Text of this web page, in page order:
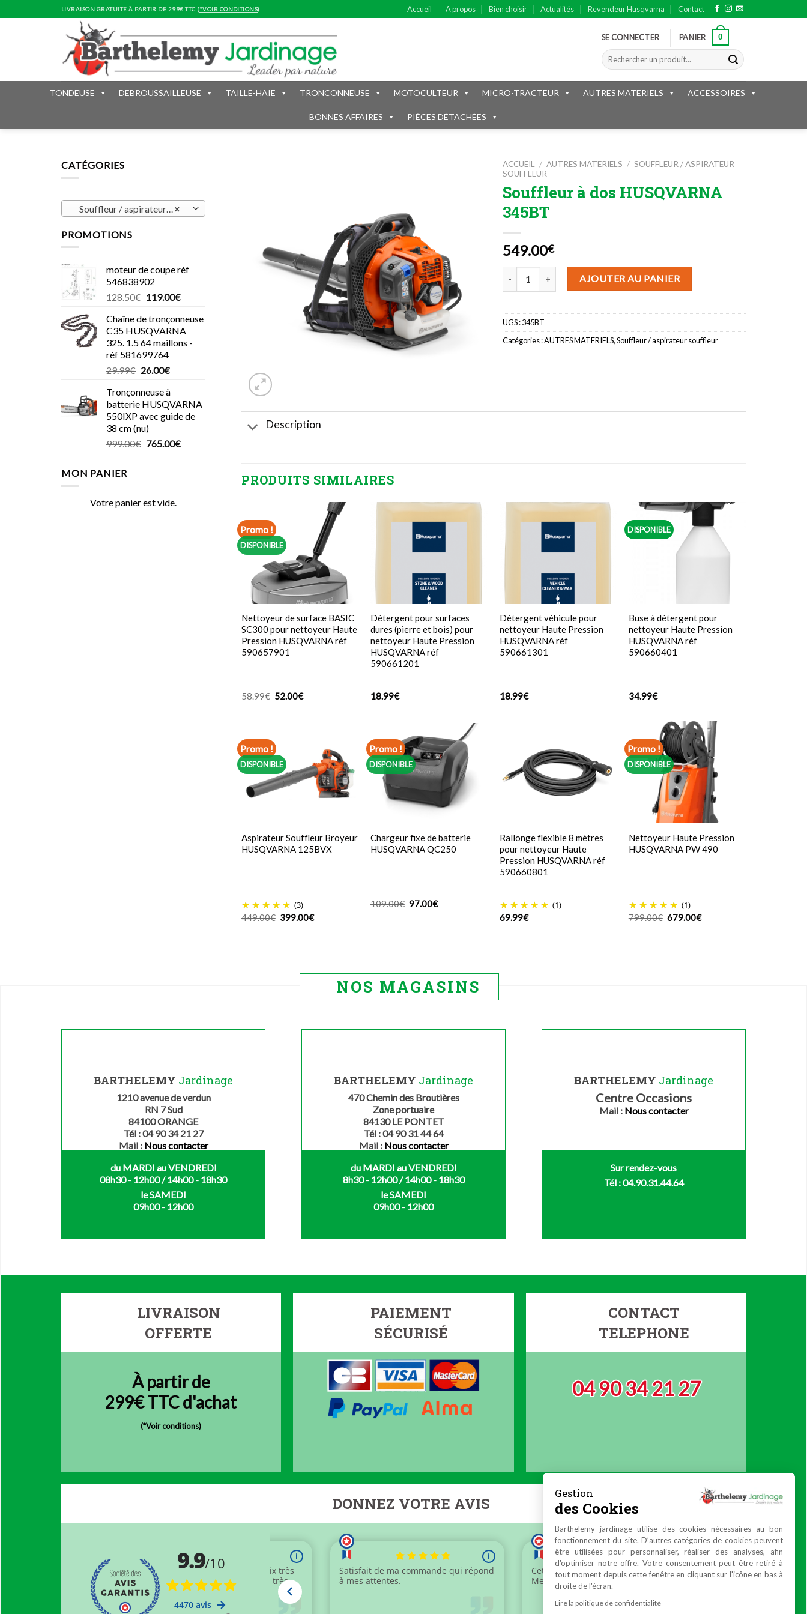
to
LIVRAISON GRATUITE À PARTIR DE 299€ TTC (*VOIR CONDITIONS) Accueil A propos Bien choisir Actualités Revendeur Husqvarna Contact
SE CONNECTER PANIER
0
Recherche
pour :
TONDEUSE DEBROUSSAILLEUSE TAILLE-HAIE TRONCONNEUSE MOTOCULTEUR MICRO-TRACTEUR AUTRES MATERIELS ACCESSOIRES
BONNES AFFAIRES PIÈCES DÉTACHÉES
CATÉGORIES
×
Souffleur / aspirateur souffleur (13)
PROMOTIONS
moteur de coupe réf
546838902
128.50€ Le
initial
était :
128.50€.
119.00€Le
actuel
est :
119.00€.
Chaîne de tronçonneuse
C35 HUSQVARNA
325. 1.5 64 maillons -
réf 581699764
29.99€ Le
initial
était :
29.99€.
26.00€Le
actuel
est :
26.00€.
Tronçonneuse à
batterie HUSQVARNA
550IXP avec guide de
38 cm (nu)
999.00€ Le
765.00€Le
MON PANIER
Votre panier est vide.
ACCUEIL / AUTRES MATERIELS / SOUFFLEUR / ASPIRATEUR
SOUFFLEUR
Souffleur à dos HUSQVARNA
345BT
549.00€
AJOUTER AU PANIER
UGS :345BT
Catégories :AUTRES MATERIELS,Souffleur / aspirateur souffleur
Description
PRODUITS SIMILAIRES
Promo !
DISPONIBLE
Nettoyeur de surface BASIC
SC300 pour nettoyeur Haute
Pression HUSQVARNA réf
590657901
58.99€ Le
52.00€Le
Détergent pour surfaces
dures (pierre et bois) pour
nettoyeur Haute Pression
HUSQVARNA réf
590661201
18.99€
Détergent véhicule pour
nettoyeur Haute Pression
HUSQVARNA réf
590661301
18.99€
DISPONIBLE
Buse à détergent pour
nettoyeur Haute Pression
HUSQVARNA réf
590660401
34.99€
Promo !
DISPONIBLE
Aspirateur Souffleur Broyeur
HUSQVARNA 125BVX
(3)
449.00€ Le
399.00€Le
Promo !
DISPONIBLE
Chargeur fixe de batterie
HUSQVARNA QC250
109.00€ Le
97.00€Le
Rallonge flexible 8 mètres
pour nettoyeur Haute
Pression HUSQVARNA réf
590660801
(1)
69.99€
Promo !
DISPONIBLE
Nettoyeur Haute Pression
HUSQVARNA PW 490
(1)
799.00€ Le
679.00€Le
NOS MAGASINS
BARTHELEMY Jardinage
1210 avenue de verdun
RN 7 Sud
84100 ORANGE
Tél : 04 90 34 21 27
Mail : Nous contacter
du MARDI au VENDREDI
08h30 - 12h00 / 14h00 - 18h30
le SAMEDI
09h00 - 12h00
BARTHELEMY Jardinage
470 Chemin des Broutières
Zone portuaire
84130 LE PONTET
Tél : 04 90 31 44 64
Mail : Nous contacter
du MARDI au VENDREDI
8h30 - 12h00 / 14h00 - 18h30
le SAMEDI
09h00 - 12h00
BARTHELEMY Jardinage
Centre Occasions
Mail : Nous contacter
Sur rendez-vous
Tél : 04.90.31.44.64
LIVRAISON
OFFERTE
À partir de
299€ TTC d'achat
(*Voir conditions)
PAIEMENT
SÉCURISÉ
CONTACT
TELEPHONE
04 90 34 21 27
DONNEZ VOTRE AVIS
Gestion
des Cookies
Barthelemy jardinage utilise des cookies nécessaires au bon
fonctionnement du site. D’autres catégories de cookies peuvent
être utilisées pour personnaliser, réaliser des analyses, afin
d'optimiser notre offre. Votre consentement peut être retiré à
tout moment depuis cette fenêtre en cliquant sur l'icône en bas à
droite de l'écran.
Lire la politique de confidentialité